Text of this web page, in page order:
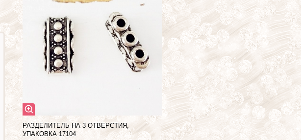
РАЗДЕЛИТЕЛЬ НА 3 ОТВЕРСТИЯ,
УПАКОВКА 17104